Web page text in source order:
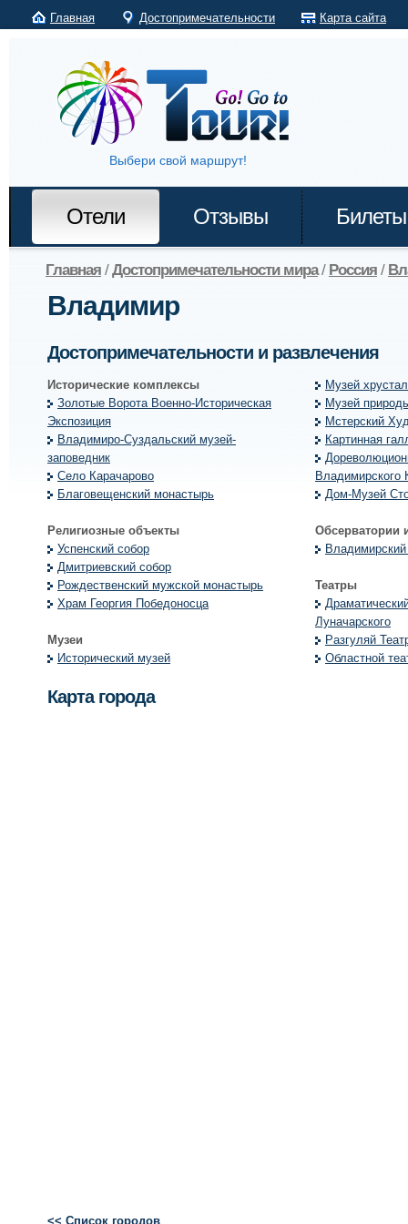
Главная Достопримечательности Карта сайта
Выбери свой маршрут!
Отели Отзывы Билеты
Главная /Достопримечательности мира/ Россия /
Владимир
Достопримечательности и развлечения
Исторические комплексы
Золотые Ворота Военно-Историческая
Экспозиция
Владимиро-Суздальский музей-
заповедник
Село Карачарово
Благовещенский монастырь
Религиозные объекты
Успенский собор
Дмитриевский собор
Рождественский мужской монастырь
Храм Георгия Победоносца
Музеи
Исторический музей
Музей
Музей
Мстерский
Картинная
Владимирского
Дом-Музей
Обсерватории
Театры
Луначарского
Разгуляй
Областной
Карта города
<< Список городов